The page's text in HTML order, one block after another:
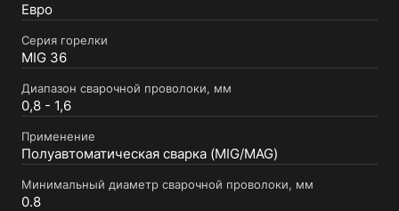
Евро
Серия горелки
MIG 36
Диапазон сварочной проволоки, мм
0,8 - 1,6
Применение
Полуавтоматическая сварка (MIG/MAG)
Минимальный диаметр сварочной проволоки, мм
0.8